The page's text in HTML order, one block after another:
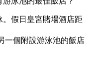
。假日皇宮賭場酒店距
一個附設游泳池的飯店